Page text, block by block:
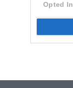
Opted In